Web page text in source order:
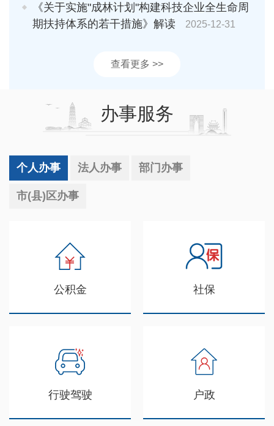
《关于实施"成林计划"构建科技企业全生命周
期扶持体系的若干措施》解读
2025-12-31
查看更多 >>
办事服务
个人办事 法人办事 部门办事
市(县)区办事
公积金 社保
行驶驾驶 户政